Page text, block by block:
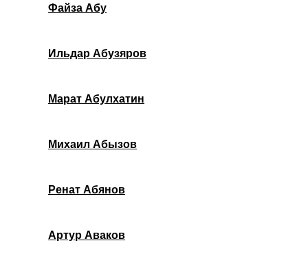
Файза Абу
Ильдар Абузяров
Марат Абулхатин
Михаил Абызов
Ренат Абянов
Артур Аваков